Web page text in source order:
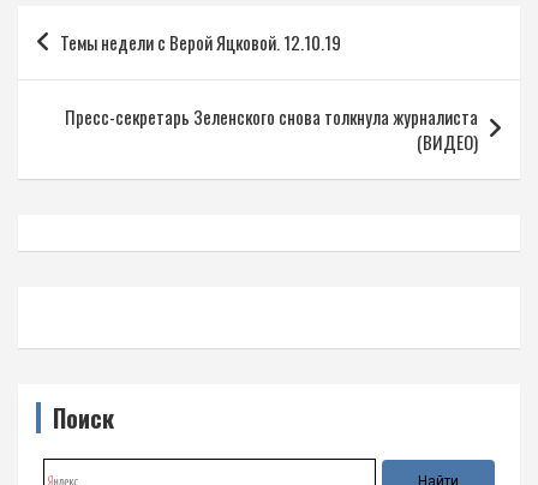
Навигация
по
записям
Темы недели с Верой Яцковой. 12.10.19
Пресс-секретарь Зеленского снова толкнула журналиста
(ВИДЕО)
Поиск